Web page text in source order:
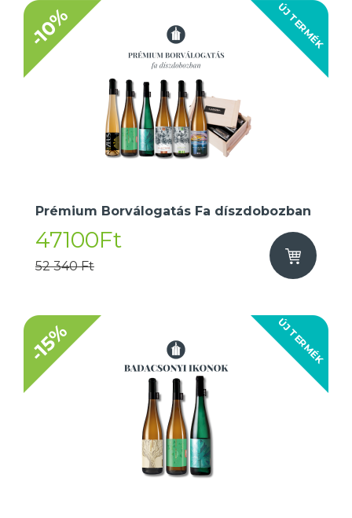
ÚJ TERMÉK
-10%
Prémium Borválogatás Fa díszdobozban
47100Ft
52 340 Ft
ÚJ TERMÉK
-15%